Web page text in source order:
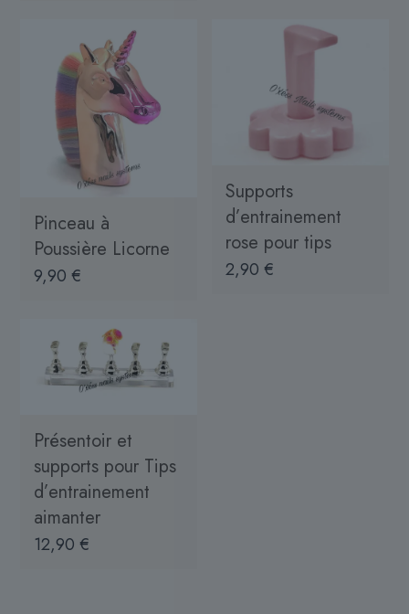
Pinceau à
Poussière Licorne
9,90€
Supports
d’entrainement
rose pour tips
2,90€
Présentoir et
supports pour Tips
d’entrainement
aimanter
12,90€